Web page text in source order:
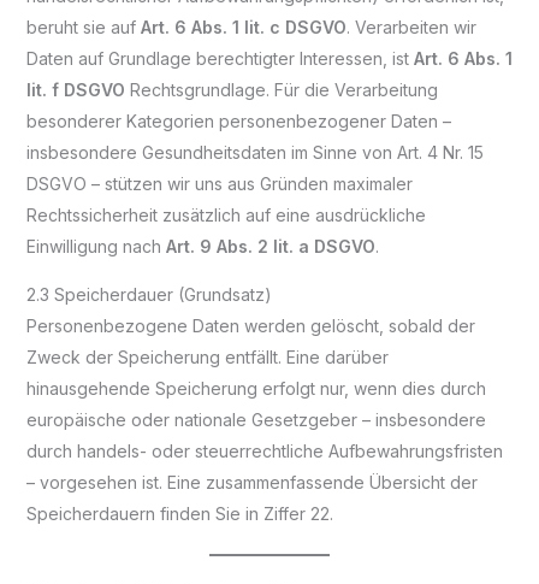
beruht sie auf Art. 6 Abs. 1 lit. c DSGVO. Verarbeiten wir
Daten auf Grundlage berechtigter Interessen, ist Art. 6 Abs. 1
lit. f DSGVO Rechtsgrundlage. Für die Verarbeitung
besonderer Kategorien personenbezogener Daten –
insbesondere Gesundheitsdaten im Sinne von Art. 4 Nr. 15
DSGVO – stützen wir uns aus Gründen maximaler
Rechtssicherheit zusätzlich auf eine ausdrückliche
Einwilligung nach Art. 9 Abs. 2 lit. a DSGVO.
2.3 Speicherdauer (Grundsatz)
Personenbezogene Daten werden gelöscht, sobald der
Zweck der Speicherung entfällt. Eine darüber
hinausgehende Speicherung erfolgt nur, wenn dies durch
europäische oder nationale Gesetzgeber – insbesondere
durch handels- oder steuerrechtliche Aufbewahrungsfristen
– vorgesehen ist. Eine zusammenfassende Übersicht der
Speicherdauern finden Sie in Ziffer 22.